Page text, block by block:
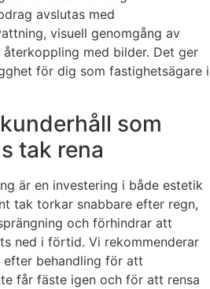
avslutas med
visuell genomgång av
med bilder. Det ger
för dig som fastighetsägare i
som
tak rena
är en investering i både estetik
tak torkar snabbare efter regn,
och förhindrar att
ned i förtid. Vi rekommenderar
efter behandling för att
får fäste igen och för att rensa